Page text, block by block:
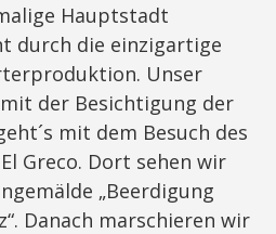
Hauptstadt
durch die einzigartige
Unser
der Besichtigung der
mit dem Besuch des
Greco. Dort sehen wir
„Beerdigung
Danach marschieren wir